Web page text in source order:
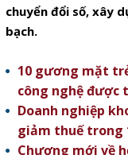
chuyển đổi số, xây
bạch.
10 gương mặt
công nghệ được
Doanh nghiệp
giảm thuế trong
Chương mới về